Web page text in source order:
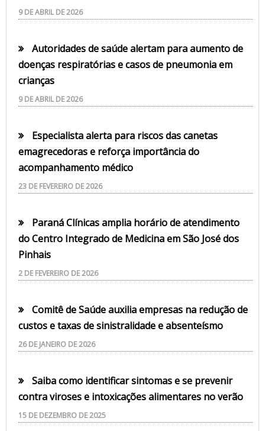
9 DE ABRIL DE 2026
Autoridades de saúde alertam para aumento de
doenças respiratórias e casos de pneumonia em
crianças
9 DE ABRIL DE 2026
Especialista alerta para riscos das canetas
emagrecedoras e reforça importância do
acompanhamento médico
23 DE FEVEREIRO DE 2026
Paraná Clínicas amplia horário de atendimento
do Centro Integrado de Medicina em São José dos
Pinhais
2 DE FEVEREIRO DE 2026
Comitê de Saúde auxilia empresas na redução de
custos e taxas de sinistralidade e absenteísmo
26 DE JANEIRO DE 2026
Saiba como identificar sintomas e se prevenir
contra viroses e intoxicações alimentares no verão
15 DE DEZEMBRO DE 2025